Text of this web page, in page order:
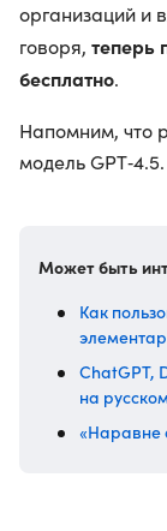
организаций и
говоря, теперь
бесплатно.
Напомним, что
модель GPT‑4.5.
Может быть
Как
ChatGPT,
на
«Наравне